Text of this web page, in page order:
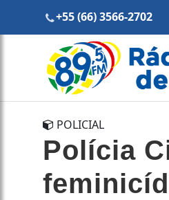
+55 (66) 3566-2702
POLICIAL
Polícia